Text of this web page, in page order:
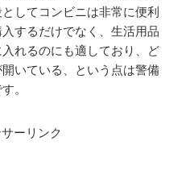
してコンビニは非常に便利
するだけでなく、生活用品
れるのにも適しており、ど
いている、という点は警備
。
ーリンク